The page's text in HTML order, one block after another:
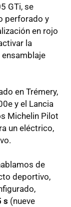
GTi, se
perforado y
en rojo
la
en Trémery,
y el Lancia
Michelin Pilot
un eléctrico,
de
deportivo,
s (nueve